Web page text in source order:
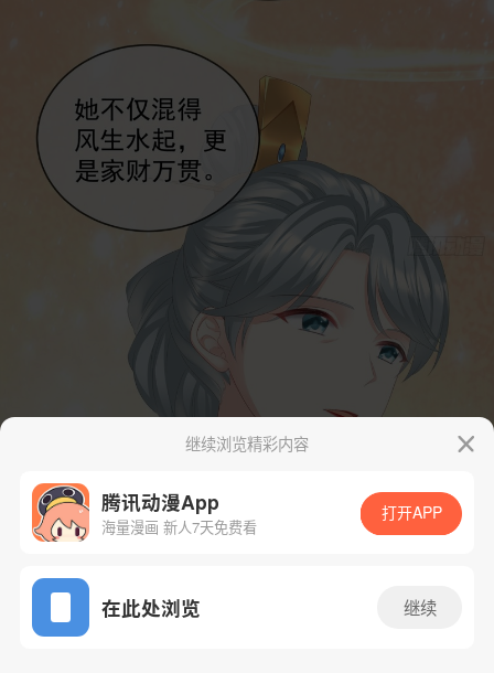
App免费看
继续浏览精彩内容
腾讯动漫App
海量漫画 新人7天免费看
打开APP
在此处浏览 继续